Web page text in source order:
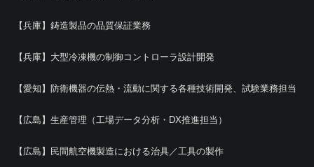
【兵庫】鋳造製品の品質保証業務
【兵庫】大型冷凍機の制御コントローラ設計開発
【愛知】防衛機器の伝熱・流動に関する各種技術開発、試験業務担当
【広島】生産管理（工場データ分析・DX推進担当）
【広島】民間航空機製造における治具／工具の製作